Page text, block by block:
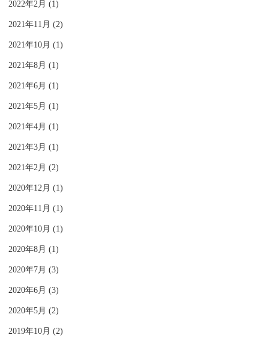
2022年2月 (1)
2021年11月 (2)
2021年10月 (1)
2021年8月 (1)
2021年6月 (1)
2021年5月 (1)
2021年4月 (1)
2021年3月 (1)
2021年2月 (2)
2020年12月 (1)
2020年11月 (1)
2020年10月 (1)
2020年8月 (1)
2020年7月 (3)
2020年6月 (3)
2020年5月 (2)
2019年10月 (2)